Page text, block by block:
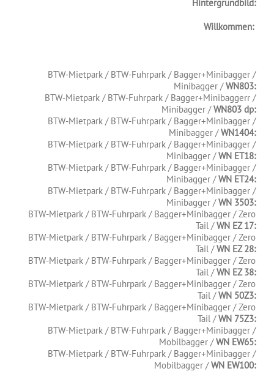
Hintergrundbild:
Willkommen:.
BTW-Mietpark / BTW-Fuhrpark / Bagger+Minibagger /
Minibagger /WN803:
BTW-Mietpark / BTW-Fuhrpark / Bagger+Minibaggerr /
Minibagger /WN803 dp:
BTW-Mietpark / BTW-Fuhrpark / Bagger+Minibagger /
Minibagger /WN1404:
BTW-Mietpark / BTW-Fuhrpark / Bagger+Minibagger /
Minibagger /WN ET18:
BTW-Mietpark / BTW-Fuhrpark / Bagger+Minibagger /
Minibagger /WN ET24:
BTW-Mietpark / BTW-Fuhrpark / Bagger+Minibagger /
Minibagger /WN 3503:
BTW-Mietpark / BTW-Fuhrpark / Bagger+Minibagger / Zero
Tail /WN EZ 17:
BTW-Mietpark / BTW-Fuhrpark / Bagger+Minibagger / Zero
Tail /WN EZ 28:
BTW-Mietpark / BTW-Fuhrpark / Bagger+Minibagger / Zero
Tail /WN EZ 38:
BTW-Mietpark / BTW-Fuhrpark / Bagger+Minibagger / Zero
Tail /WN 50Z3:
BTW-Mietpark / BTW-Fuhrpark / Bagger+Minibagger / Zero
Tail /WN 75Z3:
BTW-Mietpark / BTW-Fuhrpark / Bagger+Minibagger /
Mobilbagger /WN EW65:
BTW-Mietpark / BTW-Fuhrpark / Bagger+Minibagger /
Mobilbagger /WN EW100: